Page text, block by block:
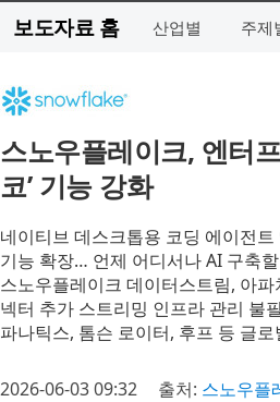
보도자료 홈 산업별 주제
스노우플레이크, 엔터
코’ 기능 강화
네이티브 데스크톱용 코딩 에이전
기능 확장… 언제 어디서나 AI 구축
스노우플레이크 데이터스트림, 아
넥터 추가 스트리밍 인프라 관리 불
파나틱스, 톰슨 로이터, 후프 등 글
2026-06-03 09:32 출처: 스노우플